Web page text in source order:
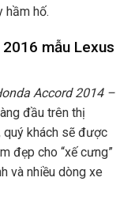
hầm hố.
mẫu Lexus
Accord 2014 –
đầu trên thị
quý khách sẽ được
đẹp cho “xế cưng”
và nhiều dòng xe